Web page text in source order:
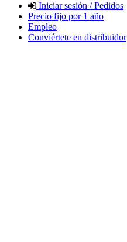
Iniciar sesión / Pedidos
Precio fijo por 1 año
Empleo
Conviértete en distribuidor